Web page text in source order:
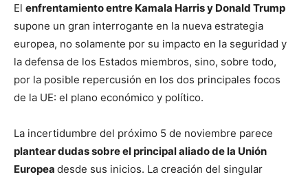
El enfrentamiento entre Kamala Harris y Donald Trump
supone un gran interrogante en la nueva estrategia
europea, no solamente por su impacto en la seguridad y
la defensa de los Estados miembros, sino, sobre todo,
por la posible repercusión en los dos principales focos
de la UE: el plano económico y político.
La incertidumbre del próximo 5 de noviembre parece
plantear dudas sobre el principal aliado de la Unión
Europea desde sus inicios. La creación del singular